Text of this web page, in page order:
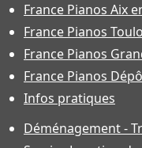
France Pianos Aix
France Pianos
France Pianos
France Pianos
Infos pratiques
Déménagement -